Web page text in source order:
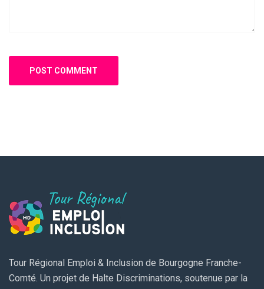
Tour Régional Emploi & Inclusion de Bourgogne Franche-
Comté. Un projet de Halte Discriminations, soutenue par la